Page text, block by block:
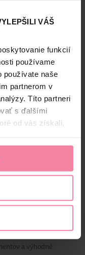
VÁŠ
funkcií
používame
používate naše
partnerom v
Títo partneri
s ďalšími
od vás získali,
Actifibre PRO
na okná 1
2, 59
cena za 30 dní: 2,59 €(0%)
a výhodné